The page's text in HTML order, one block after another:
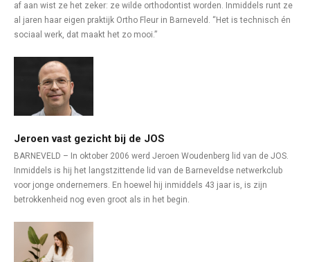
af aan wist ze het zeker: ze wilde orthodontist worden. Inmiddels runt ze
al jaren haar eigen praktijk Ortho Fleur in Barneveld. “Het is technisch én
sociaal werk, dat maakt het zo mooi.”
Jeroen vast gezicht bij de JOS
BARNEVELD – In oktober 2006 werd Jeroen Woudenberg lid van de JOS.
Inmiddels is hij het langstzittende lid van de Barneveldse netwerkclub
voor jonge ondernemers. En hoewel hij inmiddels 43 jaar is, is zijn
betrokkenheid nog even groot als in het begin.